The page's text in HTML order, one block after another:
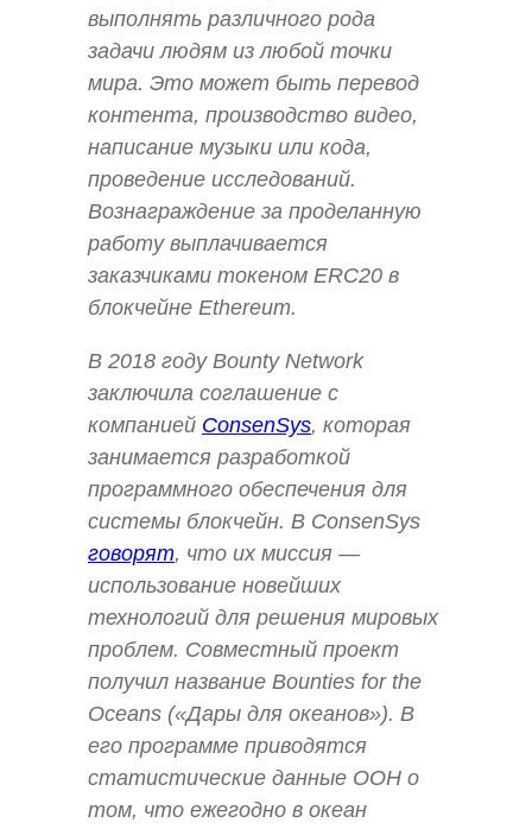
выполнять различного рода
задачи людям из любой точки
мира. Это может быть перевод
контента, производство видео,
написание музыки или кода,
проведение исследований.
Вознаграждение за проделанную
работу выплачивается
заказчиками токеном ERC20 в
блокчейне Ethereum.
В 2018 году Bounty Network
заключила соглашение с
компанией ConsenSys, которая
занимается разработкой
программного обеспечения для
системы блокчейн. В ConsenSys
говорят, что их миссия —
использование новейших
технологий для решения мировых
проблем. Совместный проект
получил название Bounties for the
Oceans («Дары для океанов»). В
его программе приводятся
статистические данные ООН о
том, что ежегодно в океан